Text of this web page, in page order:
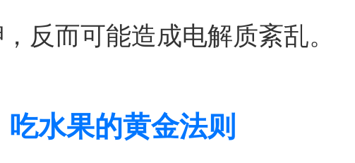
反而可能造成电解质紊乱。
吃水果的黄金法则